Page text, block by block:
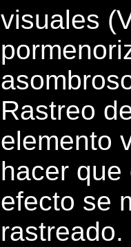
visuales
Rastreo
elemento
hacer
efecto se
rastreado.